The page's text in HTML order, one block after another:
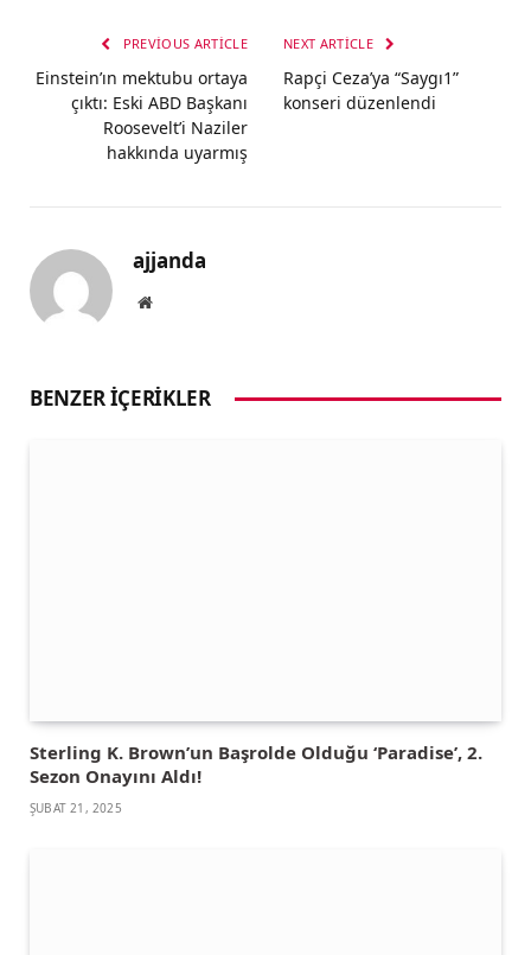
PREVIOUS ARTICLE
Einstein’ın mektubu ortaya
çıktı: Eski ABD Başkanı
Roosevelt’i Naziler
hakkında uyarmış
NEXT ARTICLE
Rapçi Ceza’ya “Saygı1”
konseri düzenlendi
ajjanda
Website
BENZER İÇERIKLER
Sterling K. Brown’un Başrolde Olduğu ‘Paradise’, 2.
Sezon Onayını Aldı!
ŞUBAT 21, 2025